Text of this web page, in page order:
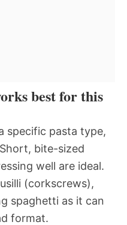
best for this
specific pasta type,
bite-sized
well are ideal.
(corkscrews),
spaghetti as it can
format.